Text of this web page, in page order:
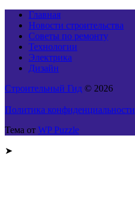
Главная
Новости строительства
Советы по ремонту
Технологии
Электрика
Дизайн
Строительный Гид © 2026
Политика конфиденциальности
Тема от WP Puzzle
➤